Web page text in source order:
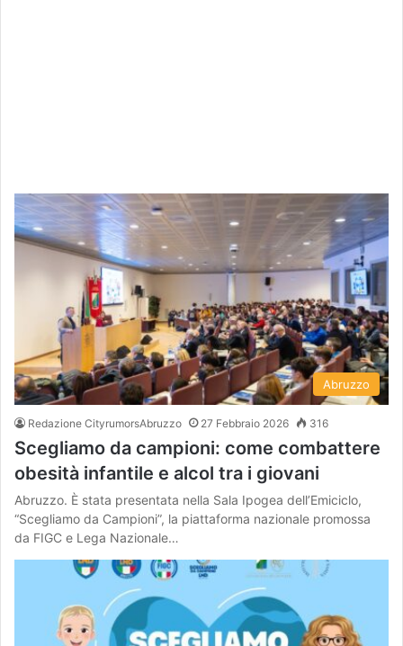
Abruzzo
Redazione CityrumorsAbruzzo 27 Febbraio 2026 316
Scegliamo da campioni: come combattere
obesità infantile e alcol tra i giovani
Abruzzo. È stata presentata nella Sala Ipogea dell’Emiciclo,
“Scegliamo da Campioni”, la piattaforma nazionale promossa
da FIGC e Lega Nazionale…